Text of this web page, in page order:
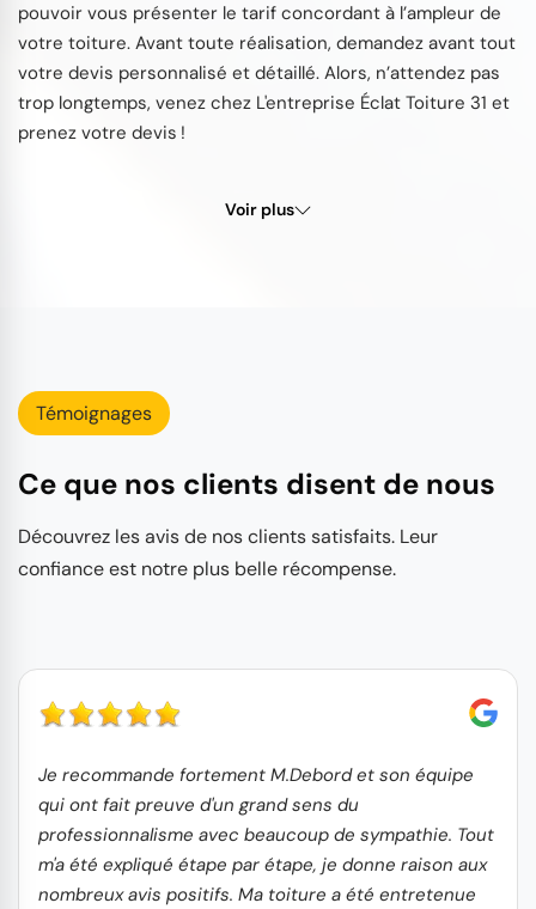
pouvoir vous présenter le tarif concordant à l’ampleur de
votre toiture. Avant toute réalisation, demandez avant tout
votre devis personnalisé et détaillé. Alors, n’attendez pas
trop longtemps, venez chez L'entreprise Éclat Toiture 31 et
prenez votre devis !
Voir plus
Témoignages
Ce que nos clients disent de nous
Découvrez les avis de nos clients satisfaits. Leur
confiance est notre plus belle récompense.
Je recommande fortement M.Debord et son équipe
qui ont fait preuve d'un grand sens du
professionnalisme avec beaucoup de sympathie. Tout
m'a été expliqué étape par étape, je donne raison aux
nombreux avis positifs. Ma toiture a été entretenue